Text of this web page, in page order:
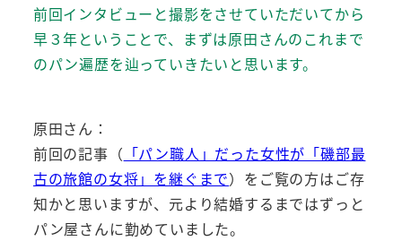
前回インタビューと撮影をさせていただいてから
早３年ということで、まずは原田さんのこれまで
のパン遍歴を辿っていきたいと思います。
原田さん：
前回の記事（ 「パン職人」だった女性が「磯部最
古の旅館の女将」を継ぐまで）をご覧の方はご存
知かと思いますが、元より結婚するまではずっと
パン屋さんに勤めていました。